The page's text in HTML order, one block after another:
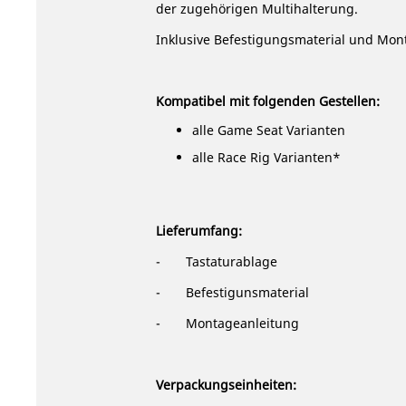
der zugehörigen Multihalterung.
Inklusive Befestigungsmaterial und
Kompatibel mit folgenden Gestellen:
alle Game Seat Varianten
alle Race Rig Varianten*
Lieferumfang:
- Tastaturablage
- Befestigunsmaterial
- Montageanleitung
Verpackungseinheiten: